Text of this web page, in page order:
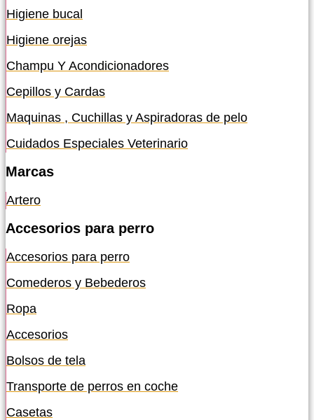
Higiene bucal
Higiene orejas
Champu Y Acondicionadores
Cepillos y Cardas
Maquinas , Cuchillas y Aspiradoras de pelo
Cuidados Especiales Veterinario
Marcas
Artero
Accesorios para perro
Accesorios para perro
Comederos y Bebederos
Ropa
Accesorios
Bolsos de tela
Transporte de perros en coche
Casetas